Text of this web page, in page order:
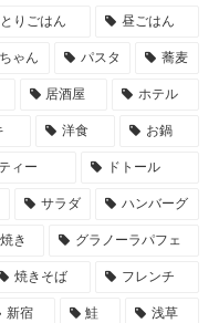
りごはん 昼ごはん
ゃん パスタ 蕎麦
居酒屋 ホテル
洋食 お鍋
ィー ドトール
サラダ ハンバーグ
き グラノーラパフェ
焼きそば フレンチ
新宿 鮭 浅草